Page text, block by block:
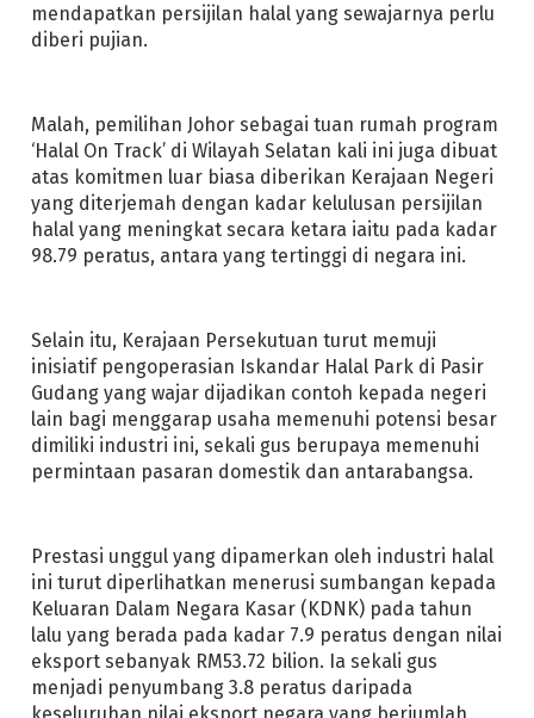
mendapatkan persijilan halal yang sewajarnya perlu
diberi pujian.
Malah, pemilihan Johor sebagai tuan rumah program
‘Halal On Track’ di Wilayah Selatan kali ini juga dibuat
atas komitmen luar biasa diberikan Kerajaan Negeri
yang diterjemah dengan kadar kelulusan persijilan
halal yang meningkat secara ketara iaitu pada kadar
98.79 peratus, antara yang tertinggi di negara ini.
Selain itu, Kerajaan Persekutuan turut memuji
inisiatif pengoperasian Iskandar Halal Park di Pasir
Gudang yang wajar dijadikan contoh kepada negeri
lain bagi menggarap usaha memenuhi potensi besar
dimiliki industri ini, sekali gus berupaya memenuhi
permintaan pasaran domestik dan antarabangsa.
Prestasi unggul yang dipamerkan oleh industri halal
ini turut diperlihatkan menerusi sumbangan kepada
Keluaran Dalam Negara Kasar (KDNK) pada tahun
lalu yang berada pada kadar 7.9 peratus dengan nilai
eksport sebanyak RM53.72 bilion. Ia sekali gus
menjadi penyumbang 3.8 peratus daripada